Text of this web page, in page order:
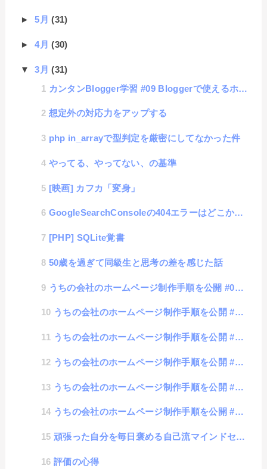
►5月(31)
►4月(30)
▼3月(31)
カンタンBlogger学習 #09 Bloggerで使えるホームページの機能
想定外の対応力をアップする
php in_arrayで型判定を厳密にしてなかった件
やってる、やってない、の基準
[映画] カフカ「変身」
GoogleSearchConsoleの404エラーはどこから来てるの？
[PHP] SQLite覚書
50歳を過ぎて同級生と思考の差を感じた話
うちの会社のホームページ制作手順を公開 #06 見積もり編
うちの会社のホームページ制作手順を公開 #05 運用編
うちの会社のホームページ制作手順を公開 #04 公開編
うちの会社のホームページ制作手順を公開 #03 コーディング編
うちの会社のホームページ制作手順を公開 #02 デザイン制作編
うちの会社のホームページ制作手順を公開 #01 事前確認事項編
頑張った自分を毎日褒める自己流マインドセット術
評価の心得